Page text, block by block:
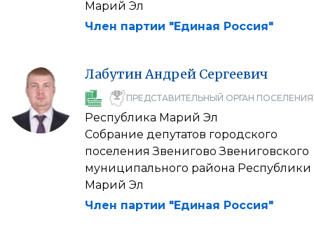
Марий Эл
Член партии "Единая Россия"
ЛабутинАндрей Сергеевич
ПРЕДСТАВИТЕЛЬНЫЙ ОРГАН ПОСЕЛЕНИЯ
Республика Марий Эл
Собрание депутатов городского
поселения Звенигово Звениговского
муниципального района Республики
Марий Эл
Член партии "Единая Россия"